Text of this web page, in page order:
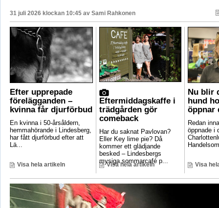
31 juli 2026 klockan 10:45 av Sami Rahkonen
Efter upprepade
förelägganden –
kvinna får djurförbud
En kvinna i 50-årsåldern,
hemmahörande i Lindesberg,
har fått djurförbud efter att
Lä...
Visa hela artikeln
Eftermiddagskaffe i
trädgården gör
comeback
Har du saknat Pavlovan?
Eller Key lime pie? Då
kommer ett glädjande
besked – Lindesbergs
mysiga sommarcafé p...
Visa hela artikeln
Nu blir
hund
öppnar
Redan
öppnade i
Visa